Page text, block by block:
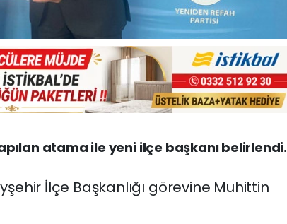
atama ile yeni ilçe başkanı belirlendi.
İlçe Başkanlığı görevine Muhittin